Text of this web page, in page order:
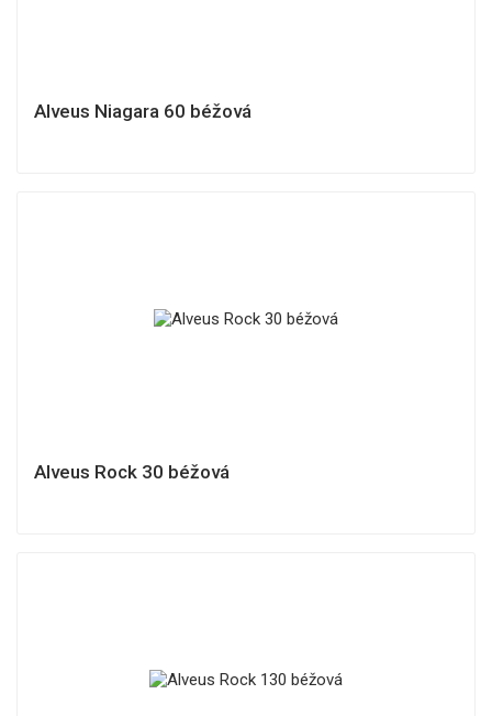
Alveus Niagara 60 béžová
Alveus Rock 30 béžová